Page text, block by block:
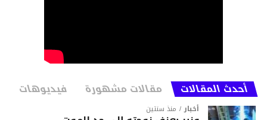
أحدث المقالات مقالات مشهورة فيديوهات
أخبار منذ سنتين